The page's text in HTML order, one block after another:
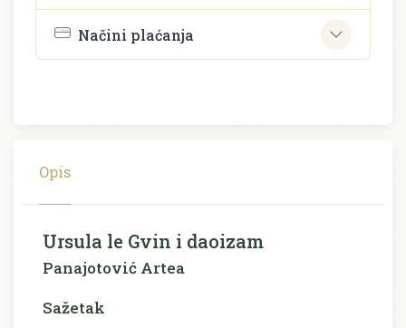
Načini plaćanja
Opis
Ursula le Gvin i daoizam
Panajotović Artea
Sažetak